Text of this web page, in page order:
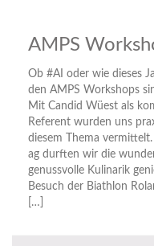
AMPS
Ob #AI oder wie dieses
den AMPS Workshops
Mit Candid Wüest als
Referent wurden uns
diesem Thema
ag durften wir die
genussvolle Kulinarik
Besuch der Biathlon
[…]